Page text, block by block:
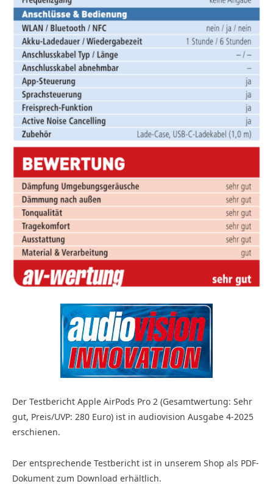
Der Testbericht Apple AirPods Pro 2 (Gesamtwertung: Sehr
gut, Preis/UVP: 280 Euro) ist in audiovision Ausgabe 4-2025
erschienen.
Der entsprechende Testbericht ist in unserem Shop als PDF-
Dokument zum Download erhältlich.